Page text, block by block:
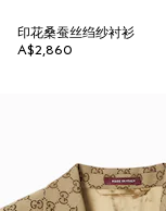
印花桑蚕丝绉纱衬衫
A$2,860